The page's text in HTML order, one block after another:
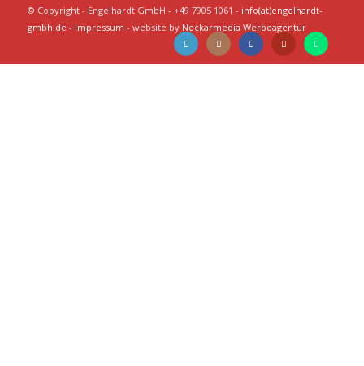
© Copyright - Engelhardt GmbH - +49 7905 1061 - info(at)engelhardt-
gmbh.de - Impressum - website by Neckarmedia Werbeagentur